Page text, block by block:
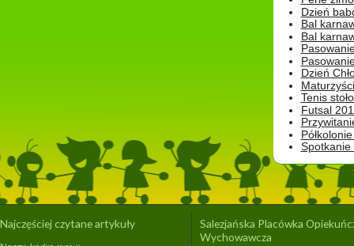
Dzień
Bal
Bal
Dzień
Tenis
Futsal
Najczęściej czytane artykuły
Salezjańska Placówka
Wychowawcza